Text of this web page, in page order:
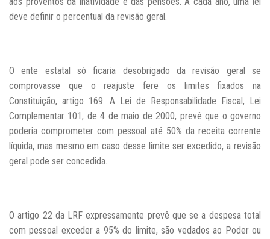
deve definir o percentual da revisão geral.
O ente estatal só ficaria desobrigado da revisão geral se
comprovasse que o reajuste fere os limites fixados na
Constituição, artigo 169. A Lei de Responsabilidade Fiscal, Lei
Complementar 101, de 4 de maio de 2000, prevê que o governo
poderia comprometer com pessoal até 50% da receita corrente
líquida, mas mesmo em caso desse limite ser excedido, a revisão
geral pode ser concedida.
O artigo 22 da LRF expressamente prevê que se a despesa total
com pessoal exceder a 95% do limite, são vedados ao Poder ou